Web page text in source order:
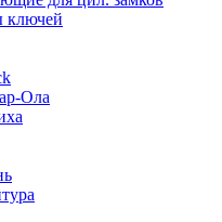
ключей
Ола